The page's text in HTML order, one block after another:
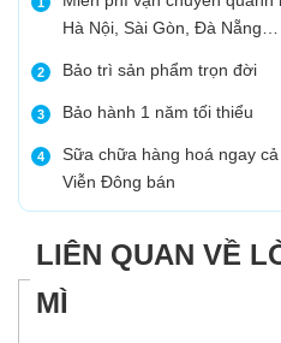
Hà Nội, Sài Gòn, Đà Nẵng…
2 Bảo trì sản phẩm trọn đời
3 Bảo hành 1 năm tối thiểu
4
Sữa chữa hàng hoá ngay
Viễn Đông bán
LIÊN QUAN VỀ
MÌ